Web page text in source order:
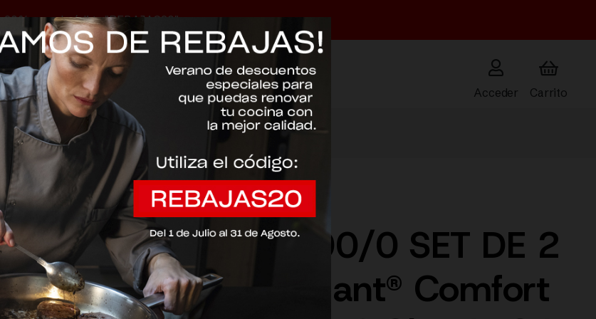
-20% con el código "REBAJAS20"Descartar
Acceder
157-304-04-000/0 SET DE 2
SARTENES Adamant® Comfort